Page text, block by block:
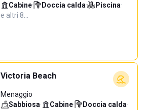
Cabine· Doccia calda· Piscina·
e altri 8…
Victoria Beach
Menaggio
Sabbiosa· Cabine· Doccia calda·